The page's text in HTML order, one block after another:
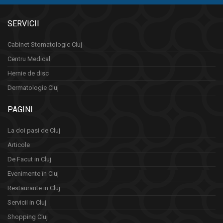
SERVICII
Cabinet Stomatologic Cluj
Centru Medical
Hernie de disc
Dermatologie Cluj
PAGINI
La doi pasi de Cluj
Articole
De Facut in Cluj
Evenimente în Cluj
Restaurante in Cluj
Servicii in Cluj
Shopping Cluj